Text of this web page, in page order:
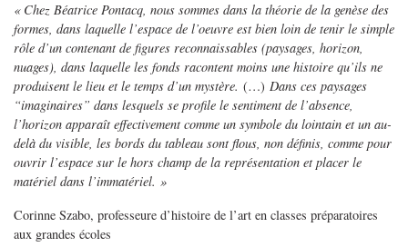
« Chez Béatrice Pontacq, nous sommes dans la théorie de la genèse des
formes, dans laquelle l’espace de l’oeuvre est bien loin de tenir le simple
rôle d’un contenant de figures reconnaissables (paysages, horizon,
nuages), dans laquelle les fonds racontent moins une histoire qu’ils ne
produisent le lieu et le temps d’un mystère. (…) Dans ces paysages
“imaginaires” dans lesquels se profile le sentiment de l’absence,
l’horizon apparaît effectivement comme un symbole du lointain et un au-
delà du visible, les bords du tableau sont flous, non définis, comme pour
ouvrir l’espace sur le hors champ de la représentation et placer le
matériel dans l’immatériel. »
Corinne Szabo, professeure d’histoire de l’art en classes préparatoires
aux grandes écoles